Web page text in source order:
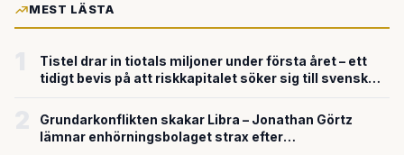
MEST LÄSTA
Tistel drar in tiotals miljoner under första året – ett
tidigt bevis på att riskkapitalet söker sig till svensk
Grundarkonflikten skakar Libra – Jonathan Görtz
lämnar enhörningsbolaget strax efter